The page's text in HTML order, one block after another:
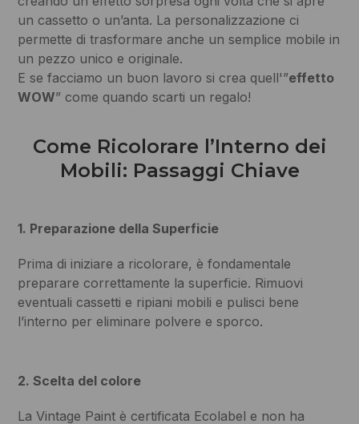
un cassetto o un’anta. La personalizzazione ci
permette di trasformare anche un semplice mobile in
un pezzo unico e originale.
E se facciamo un buon lavoro si crea quell'”effetto
WOW” come quando scarti un regalo!
Come Ricolorare l’Interno dei
Mobili: Passaggi Chiave
1. Preparazione della Superficie
Prima di iniziare a ricolorare, è fondamentale
preparare correttamente la superficie. Rimuovi
eventuali cassetti e ripiani mobili e pulisci bene
l’interno per eliminare polvere e sporco.
2. Scelta del colore
La Vintage Paint è certificata Ecolabel e non ha